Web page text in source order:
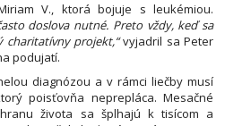
V., ktorá bojuje s leukémiou.
doslova nutné. Preto vždy, keď sa
projekt,“vyjadril sa Peter
podujatí.
diagnózou a v rámci liečby musí
poisťovňa neprepláca. Mesačné
života sa šplhajú k tisícom a